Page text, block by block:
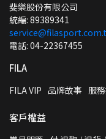
斐樂股份有限公司
統編: 89389341
電話: 04-22367455
FILA
FILA VIP 品牌故事 服
客戶權益